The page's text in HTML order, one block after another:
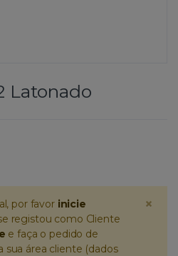
Latonado
×
por favor inicie
registou como Cliente
e faça o pedido de
sua área cliente (dados